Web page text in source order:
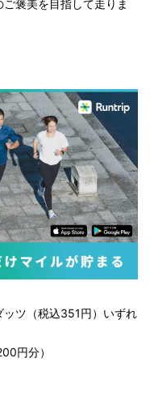
褒美を目指して走りま
ッツ（税込351円）いずれ
円分）